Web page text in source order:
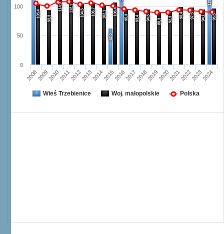
62,0
103,4
93,3
114,9 112,1 104,5 106,7 102,1 106,4
95,3 93,4 94,5 88,3 92,3
98,4 97,5 94,1 96,5
20082009201020112012201320142015201620172018201920202021202220232024
0
50
100
Wieś Trzebienice Woj. małopolskie Polska